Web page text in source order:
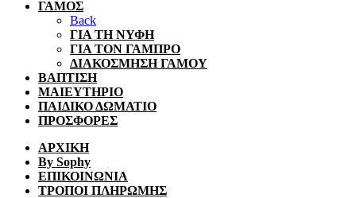
ΓΑΜΟΣ
Back
ΓΙΑ ΤΗ ΝΥΦΗ
ΓΙΑ ΤΟΝ ΓΑΜΠΡΟ
ΔΙΑΚΟΣΜΗΣΗ ΓΑΜΟΥ
ΒΑΠΤΙΣΗ
ΜΑΙΕΥΤΗΡΙΟ
ΠΑΙΔΙΚΟ ΔΩΜΑΤΙΟ
ΠΡΟΣΦΟΡΕΣ
ΑΡΧΙΚΗ
By Sophy
ΕΠΙΚΟΙΝΩΝΙΑ
ΤΡΟΠΟΙ ΠΛΗΡΩΜΗΣ